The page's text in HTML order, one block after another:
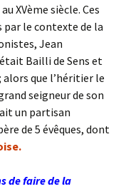
XVème siècle. Ces
le contexte de la
Jean
Bailli de Sens et
alors que l’héritier le
seigneur de son
un partisan
de 5 évêques, dont
de faire de la